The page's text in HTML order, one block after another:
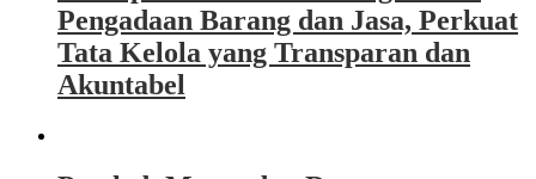
Pengadaan Barang dan Jasa, Perkuat
Tata Kelola yang Transparan dan
Akuntabel